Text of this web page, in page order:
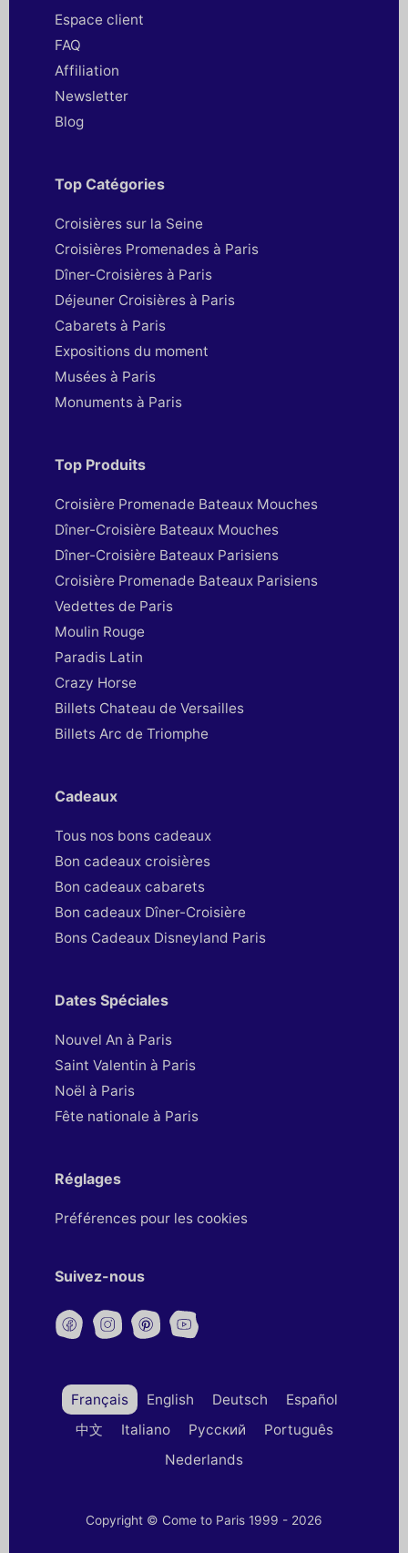
Espace client
FAQ
Affiliation
Newsletter
Blog
Top Catégories
Croisières sur la Seine
Croisières Promenades à Paris
Dîner-Croisières à Paris
Déjeuner Croisières à Paris
Cabarets à Paris
Expositions du moment
Musées à Paris
Monuments à Paris
Top Produits
Croisière Promenade Bateaux Mouches
Dîner-Croisière Bateaux Mouches
Dîner-Croisière Bateaux Parisiens
Croisière Promenade Bateaux Parisiens
Vedettes de Paris
Moulin Rouge
Paradis Latin
Crazy Horse
Billets Chateau de Versailles
Billets Arc de Triomphe
Cadeaux
Tous nos bons cadeaux
Bon cadeaux croisières
Bon cadeaux cabarets
Bon cadeaux Dîner-Croisière
Bons Cadeaux Disneyland Paris
Dates Spéciales
Nouvel An à Paris
Saint Valentin à Paris
Noël à Paris
Fête nationale à Paris
Réglages
Préférences pour les cookies
Suivez-nous
Français English Deutsch
Español
中文
Italiano Русский
Português
Nederlands
Copyright © Come to Paris 1999 - 2026